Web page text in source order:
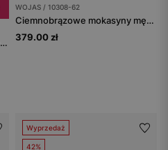
Białe sneakersy barefoot unisex na płaskiej podeszwie RELAKS
WOJAS / 10308-62
Ciemnobrązowe mokasyny męskie z dwoiny
379.00 zł
Wyprzedaż
42%